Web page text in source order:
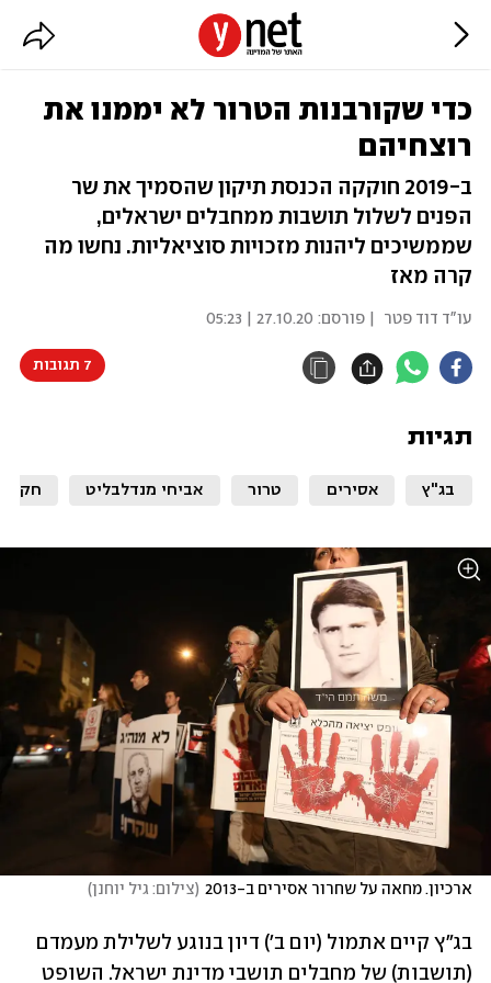
כדי שקורבנות הטרור לא יממנו את
רוצחיהם
ב-2019 חוקקה הכנסת תיקון שהסמיך את שר
הפנים לשלול תושבות ממחבלים ישראלים,
שממשיכים ליהנות מזכויות סוציאליות. נחשו מה
קרה מאז
עו"ד דוד פטר | פורסם: 27.10.20 | 05:23
7 תגובות
תגיות
בג"ץ אסירים טרור אביחי מנדלבליט
ארכיון. מחאה על שחרור אסירים ב-2013 (צילום: גיל יוחנן)